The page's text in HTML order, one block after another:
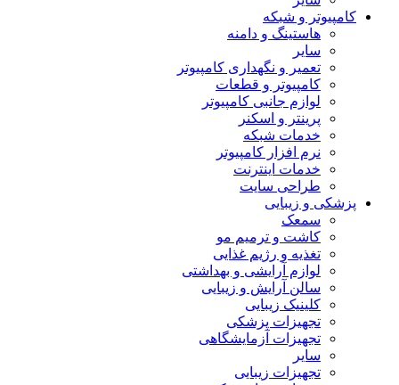
کامپیوتر و شبکه
هاستینگ و دامنه
سایر
تعمیر و نگهداری کامپیوتر
کامپیوتر و قطعات
لوازم جانبی کامپیوتر
پرینتر و اسکنر
خدمات شبکه
نرم افزار کامپیوتر
خدمات اینترنت
طراحی سایت
پزشکی و زیبایی
سمعک
کاشت و ترمیم مو
تغذیه و رژیم غذایی
لوازم آرایشی و بهداشتی
سالن آرایش و زیبایی
کلینیک زیبایی
تجهیزات پزشکی
تجهیزات آزمایشگاهی
سایر
تجهیزات زیبایی